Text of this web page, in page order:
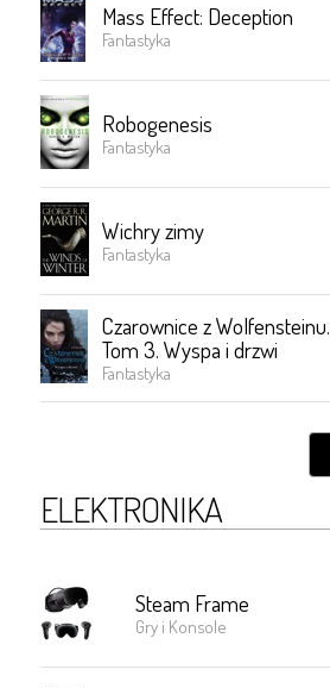
Mass Effect: Deception
Fantastyka
Robogenesis
Fantastyka
Wichry zimy
Fantastyka
Czarownice z Wolfensteinu.
Tom 3. Wyspa i drzwi
Fantastyka
ELEKTRONIKA
Steam Frame
Gry i Konsole